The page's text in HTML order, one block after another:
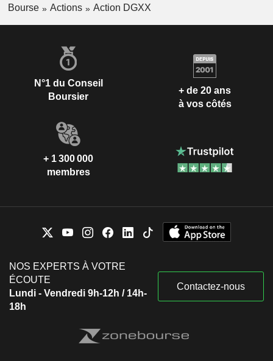
Bourse Actions Action DGXX
N°1 du Conseil
Boursier
+ de 20 ans
à vos côtés
+ 1 300 000
membres
NOS EXPERTS À VOTRE
ÉCOUTE
Lundi - Vendredi 9h-12h / 14h-
18h
Contactez-nous